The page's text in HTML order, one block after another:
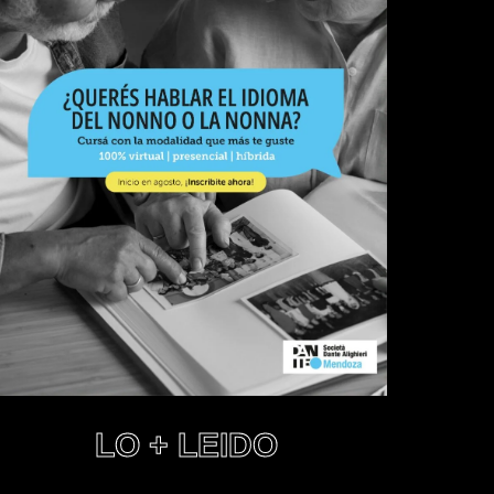
LO + LEIDO